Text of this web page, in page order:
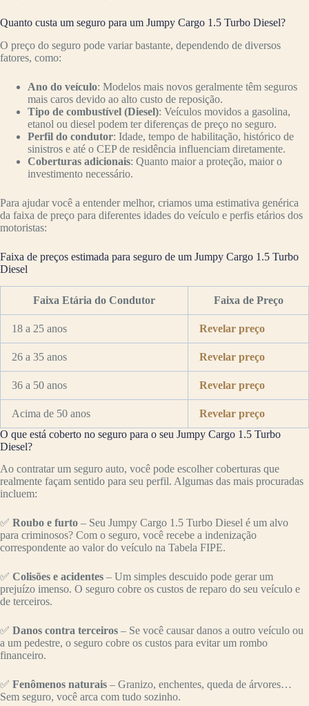
Quanto custa um seguro para um Jumpy Cargo 1.5 Turbo Diesel?
O preço do seguro pode variar bastante, dependendo de diversos
fatores, como:
Ano do veículo: Modelos mais novos geralmente têm seguros
mais caros devido ao alto custo de reposição.
Tipo de combustível (Diesel): Veículos movidos a gasolina,
etanol ou diesel podem ter diferenças de preço no seguro.
Perfil do condutor: Idade, tempo de habilitação, histórico de
sinistros e até o CEP de residência influenciam diretamente.
Coberturas adicionais: Quanto maior a proteção, maior o
investimento necessário.
Para ajudar você a entender melhor, criamos uma estimativa genérica
da faixa de preço para diferentes idades do veículo e perfis etários dos
motoristas:
Faixa de preços estimada para seguro de um Jumpy Cargo 1.5 Turbo
Diesel
Faixa Etária do Condutor Faixa de Preço
18 a 25 anos Revelar preço
26 a 35 anos Revelar preço
36 a 50 anos Revelar preço
Acima de 50 anos
Revelar preço
O que está coberto no seguro para o seu Jumpy Cargo 1.5 Turbo
Diesel?
Ao contratar um seguro auto, você pode escolher coberturas que
realmente façam sentido para seu perfil. Algumas das mais procuradas
incluem:
✅ Roubo e furto – Seu Jumpy Cargo 1.5 Turbo Diesel é um alvo
para criminosos? Com o seguro, você recebe a indenização
correspondente ao valor do veículo na Tabela FIPE.
✅ Colisões e acidentes – Um simples descuido pode gerar um
prejuízo imenso. O seguro cobre os custos de reparo do seu veículo e
de terceiros.
✅ Danos contra terceiros – Se você causar danos a outro veículo ou
a um pedestre, o seguro cobre os custos para evitar um rombo
financeiro.
✅ Fenômenos naturais – Granizo, enchentes, queda de árvores…
Sem seguro, você arca com tudo sozinho.